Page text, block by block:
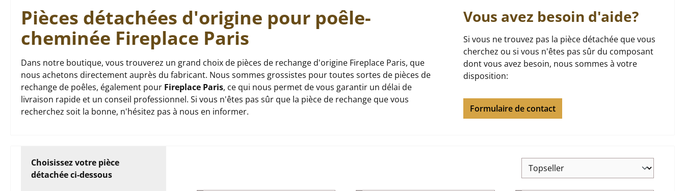
Pièces détachées d'origine pour poêle-
cheminée Fireplace Paris
Dans notre boutique, vous trouverez un grand choix de pièces de rechange d'origine Fireplace Paris, que
nous achetons directement auprès du fabricant. Nous sommes grossistes pour toutes sortes de pièces de
rechange de poêles, également pour Fireplace Paris, ce qui nous permet de vous garantir un délai de
livraison rapide et un conseil professionnel. Si vous n'êtes pas sûr que la pièce de rechange que vous
recherchez soit la bonne, n'hésitez pas à nous en informer.
Vous avez besoin d'aide?
Si vous ne trouvez pas la pièce détachée que vous
cherchez ou si vous n'êtes pas sûr du composant
dont vous avez besoin, nous sommes à votre
disposition:
Formulaire de contact
Choisissez votre pièce
détachée ci-dessous